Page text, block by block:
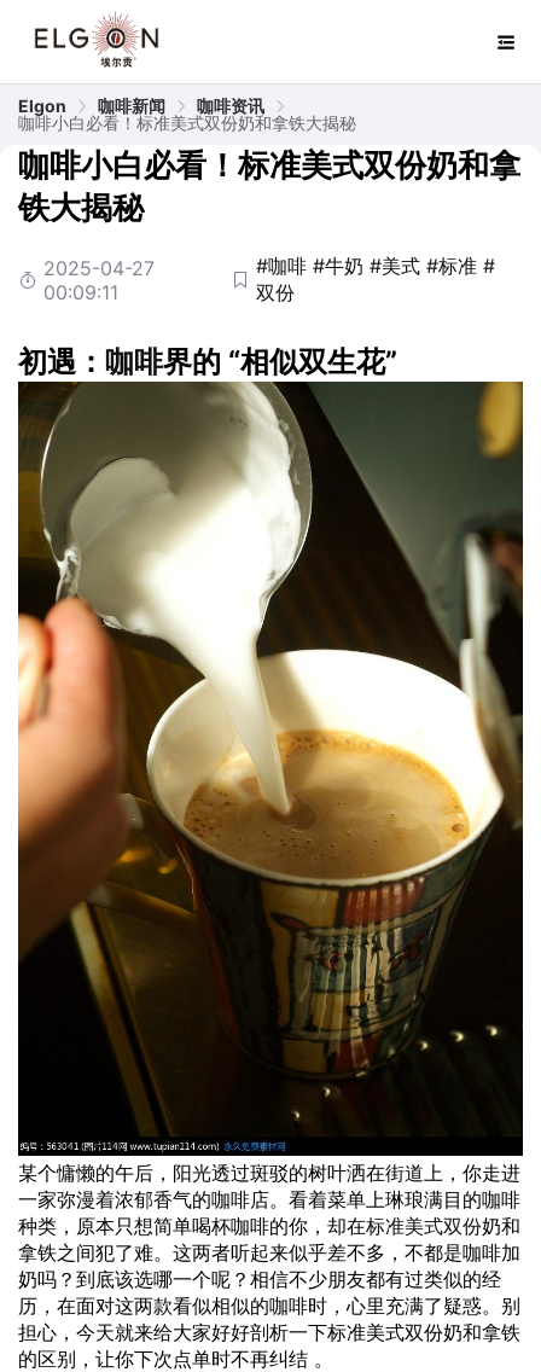
Elgon 咖啡新闻
咖啡资讯
咖啡小白必看！标准美式双份奶和拿铁大揭秘
咖啡小白必看！标准美式双份奶和拿
铁大揭秘
2025-04-27
00:09:11
#咖啡 #牛奶 #美式 #标准 #
双份
初遇： 咖啡界的 “相似双生花”
某个慵懒的午后，阳光透过斑驳的树叶洒在街道上，你走进
一家弥漫着浓郁香气的咖啡店。看着菜单上琳琅满目的咖啡
种类，原本只想简单喝杯咖啡的你，却在标准美式双份奶和
拿铁之间犯了难。这两者听起来似乎差不多，不都是咖啡加
奶吗？到底该选哪一个呢？相信不少朋友都有过类似的经
历，在面对这两款看似相似的咖啡时，心里充满了疑惑。别
担心，今天就来给大家好好剖析一下标准美式双份奶和拿铁
的区别，让你下次点单时不再纠结 。